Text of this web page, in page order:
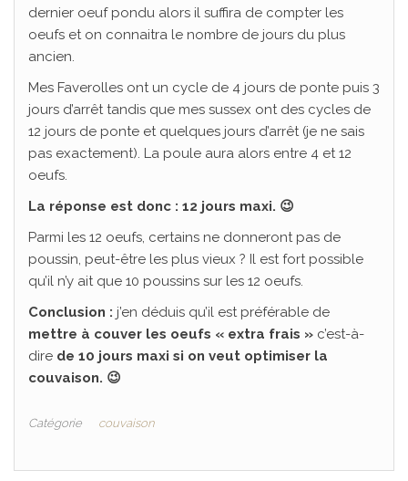
dernier oeuf pondu alors il suffira de compter les
oeufs et on connaitra le nombre de jours du plus
ancien.
Mes Faverolles ont un cycle de 4 jours de ponte puis 3
jours d’arrêt tandis que mes sussex ont des cycles de
12 jours de ponte et quelques jours d’arrêt (je ne sais
pas exactement). La poule aura alors entre 4 et 12
oeufs.
La réponse est donc : 12 jours maxi. 😉
Parmi les 12 oeufs, certains ne donneront pas de
poussin, peut-être les plus vieux ? Il est fort possible
qu’il n’y ait que 10 poussins sur les 12 oeufs.
Conclusion : j’en déduis qu’il est préférable de
mettre à couver les oeufs « extra frais » c’est-à-
dire de 10 jours maxi si on veut optimiser la
couvaison. 😉
Catégorie couvaison